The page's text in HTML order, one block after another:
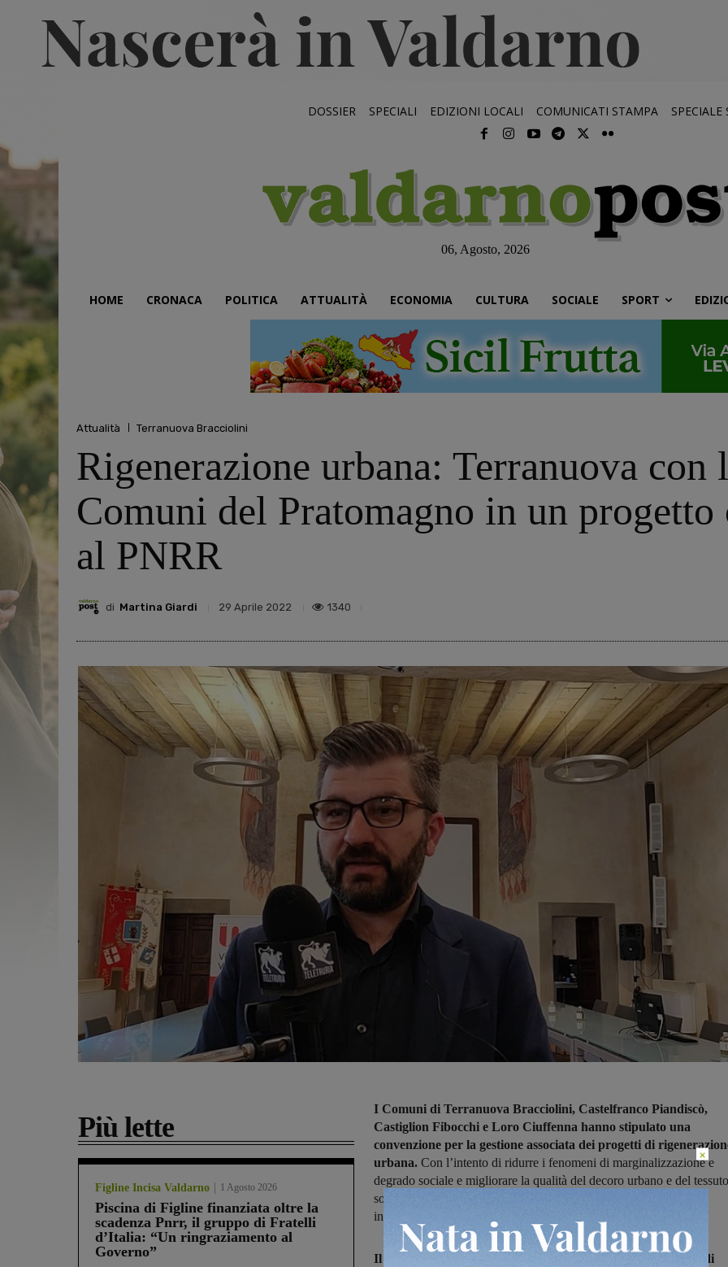
DOSSIER SPECIALI EDIZIONI LOCALI COMUNICATI STAMPA SPECIALE
06, Agosto, 2026
HOME CRONACA POLITICA ATTUALITÀ ECONOMIA CULTURA SOCIALE SPORT
Attualità Terranuova Bracciolini
Rigenerazione urbana: Terranuova con
Comuni del Pratomagno in un
al PNRR
di Martina Giardi 29 Aprile 2022 1340
Più lette
Figline Incisa Valdarno 1 Agosto 2026
Piscina di Figline finanziata oltre la
scadenza Pnrr, il gruppo di Fratelli
d’Italia: “Un ringraziamento al
Governo”
I Comuni di Terranuova Bracciolini, Castelfranco Piandiscò,
Castiglion Fibocchi e Loro Ciuffenna hanno stipulato una
convenzione per la gestione associata dei progetti di
urbana. Con l’intento di ridurre i fenomeni di marginalizzazione e
degrado sociale e migliorare la qualità del decoro urbano e del tessuto
sociale e ambientale, il progetto condiviso intende andare ad
intercettare i contributi erogati dal Ministero dell’Interno.
Il finanziamento in oggetto, facente capo al Piano Nazionale di
×